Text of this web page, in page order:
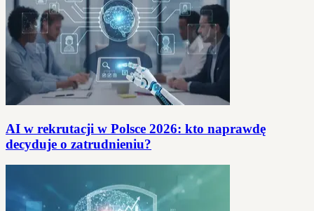
AI w rekrutacji w Polsce 2026: kto naprawdę
decyduje o zatrudnieniu?